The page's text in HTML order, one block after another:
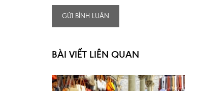
GỬI BÌNH LUẬN
BÀI VIẾT LIÊN QUAN